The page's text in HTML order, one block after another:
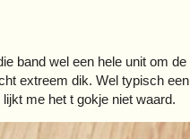
band wel een hele unit om
extreem dik. Wel typisch
me het t gokje niet waard.